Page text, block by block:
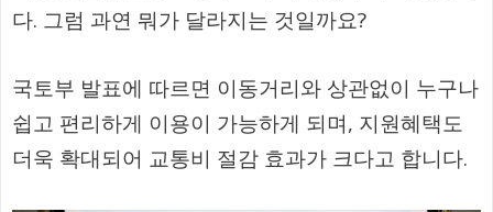
다. 그럼 과연 뭐가 달라지는 것일까요?
국토부 발표에 따르면 이동거리와 상관없이 누구나
쉽고 편리하게 이용이 가능하게 되며, 지원혜택도
더욱 확대되어 교통비 절감 효과가 크다고 합니다.